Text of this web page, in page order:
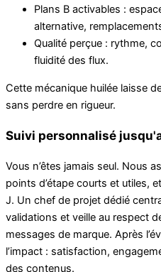
Plans B activables :
alternative,
Qualité perçue : rythme,
fluidité des flux.
Cette mécanique huilée laisse
sans perdre en rigueur.
Suivi personnalisé
Vous n’êtes jamais seul. Nous
points d’étape courts et utiles,
J. Un chef de projet dédié
validations et veille au respect
messages de marque. Après
l’impact : satisfaction,
des contenus.